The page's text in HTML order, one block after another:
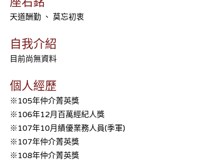
天道酬勤 、 莫忘初衷
自我介紹
目前尚無資料
個人經歷
※105年仲介菁英獎
※106年12月百萬經紀人獎
※107年10月績優業務人員(季軍)
※107年仲介菁英獎
※108年仲介菁英獎